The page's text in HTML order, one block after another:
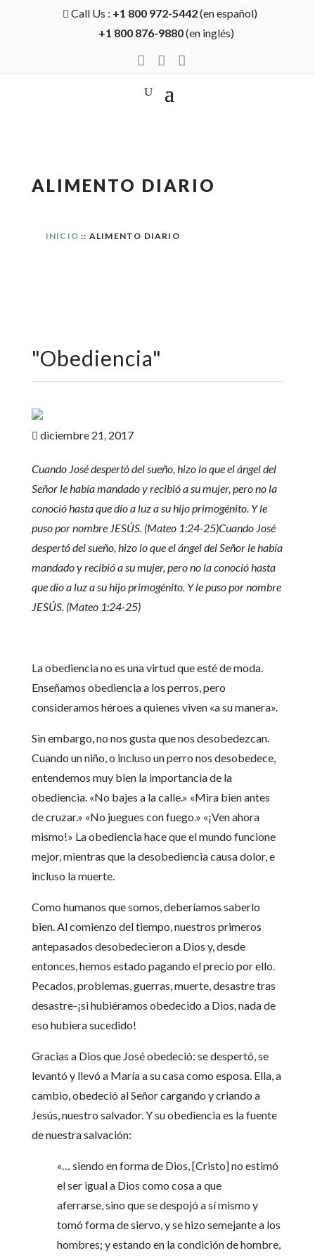
 Call Us : +1 800 972-5442(en español)
+1 800 876-9880(en inglés)
  
ALIMENTO DIARIO
INICIO :: ALIMENTO DIARIO
"Obediencia"
 diciembre 21, 2017
Cuando José despertó del sueño, hizo lo que el ángel del
Señor le había mandado y recibió a su mujer, pero no la
conoció hasta que dio a luz a su hijo primogénito. Y le
puso por nombre JESÚS. (Mateo 1:24-25)Cuando José
despertó del sueño, hizo lo que el ángel del Señor le había
mandado y recibió a su mujer, pero no la conoció hasta
que dio a luz a su hijo primogénito. Y le puso por nombre
JESÚS. (Mateo 1:24-25)
La obediencia no es una virtud que esté de moda.
Enseñamos obediencia a los perros, pero
consideramos héroes a quienes viven «a su manera».
Sin embargo, no nos gusta que nos desobedezcan.
Cuando un niño, o incluso un perro nos desobedece,
entendemos muy bien la importancia de la
obediencia. «No bajes a la calle.» «Mira bien antes
de cruzar.» «No juegues con fuego.» «¡Ven ahora
mismo!» La obediencia hace que el mundo funcione
mejor, mientras que la desobediencia causa dolor, e
incluso la muerte.
Como humanos que somos, deberíamos saberlo
bien. Al comienzo del tiempo, nuestros primeros
antepasados desobedecieron a Dios y, desde
entonces, hemos estado pagando el precio por ello.
Pecados, problemas, guerras, muerte, desastre tras
desastre-¡si hubiéramos obedecido a Dios, nada de
eso hubiera sucedido!
Gracias a Dios que José obedeció: se despertó, se
levantó y llevó a María a su casa como esposa. Ella, a
cambio, obedeció al Señor cargando y criando a
Jesús, nuestro salvador. Y su obediencia es la fuente
de nuestra salvación:
«… siendo en forma de Dios, [Cristo] no estimó
el ser igual a Dios como cosa a que
aferrarse, sino que se despojó a sí mismo y
tomó forma de siervo, y se hizo semejante a los
hombres; y estando en la condición de hombre,